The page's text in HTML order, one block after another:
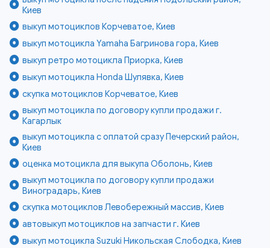
Киев
выкуп мотоциклов Корчеватое, Киев
выкуп мотоцикла Yamaha Багринова гора, Киев
выкуп ретро мотоцикла Приорка, Киев
выкуп мотоцикла Honda Шулявка, Киев
скупка мотоциклов Корчеватое, Киев
выкуп мотоцикла по договору купли продажи г.
Кагарлык
выкуп мотоцикла с оплатой сразу Печерский район,
Киев
оценка мотоцикла для выкупа Оболонь, Киев
выкуп мотоцикла по договору купли продажи
Виноградарь, Киев
скупка мотоциклов Левобережный массив, Киев
автовыкуп мотоциклов на запчасти г. Киев
выкуп мотоцикла Suzuki Никольская Слободка, Киев